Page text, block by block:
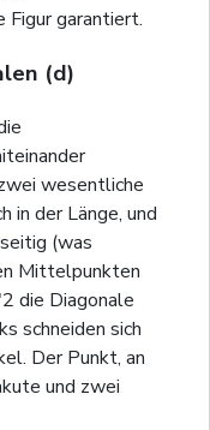
Figur garantiert.
(d)
wesentliche
in der Länge, und
(was
Mittelpunkten
die Diagonale
schneiden sich
Der Punkt, an
und zwei